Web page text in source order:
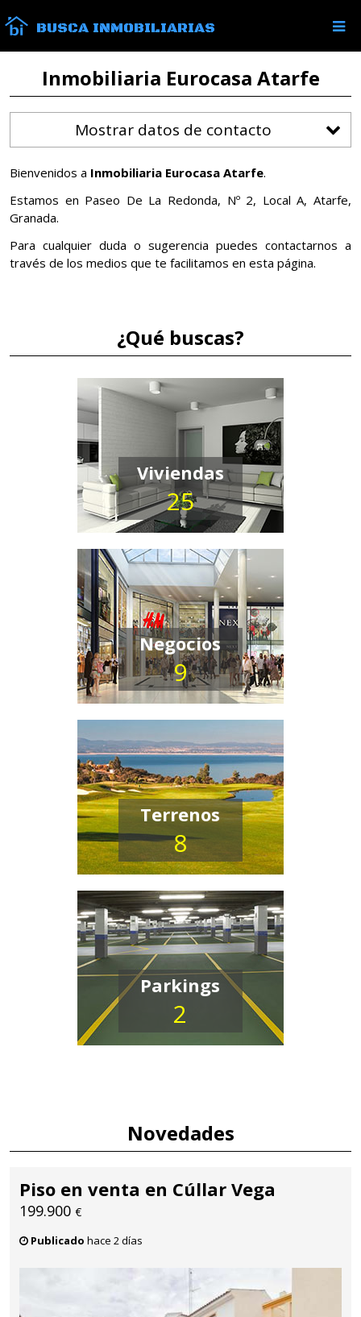
BUSCA INMOBILIARIAS
Inmobiliaria Eurocasa Atarfe
Mostrar datos de contacto
Bienvenidos a Inmobiliaria Eurocasa Atarfe.
Estamos en Paseo De La Redonda, Nº 2, Local A, Atarfe,
Granada.
Para cualquier duda o sugerencia puedes contactarnos a
través de los medios que te facilitamos en esta página.
¿Qué buscas?
Viviendas
25
Negocios
9
Terrenos
8
Parkings
2
Novedades
Piso en venta en Cúllar Vega
199.900 €
Publicado hace 2 días